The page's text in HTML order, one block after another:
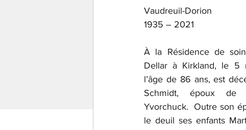
Vaudreuil-Dorion
1935 – 2021
À la Résidence de
Dellar à Kirkland, le 5
l’âge de 86 ans, est
Schmidt, époux de
Yvorchuck.  Outre son
le deuil ses enfants